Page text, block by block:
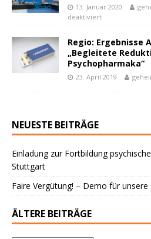
13. Januar 2020
deaktiviert
Regio: Ergebnisse
„Begleitete
Psychopharmaka“
23. April 2019
NEUESTE BEITRÄGE
Einladung zur Fortbildung
Stuttgart
Faire Vergütung! – Demo für
ÄLTERE BEITRÄGE